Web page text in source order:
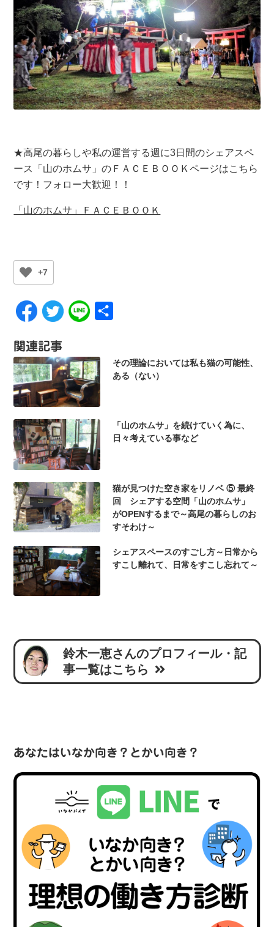
★高尾の暮らしや私の運営する週に3日間のシェアスペ
ース「山のホムサ」のＦＡＣＥＢＯＯＫページはこちら
です！フォロー大歓迎！！
「山のホムサ」ＦＡＣＥＢＯＯＫ
+7
関連記事
その理論においては私も猫の可能性、
ある（ない）
「山のホムサ」を続けていく為に、
日々考えている事など
猫が見つけた空き家をリノベ ⑤ 最終
回 シェアする空間「山のホムサ」
がOPENするまで～高尾の暮らしのお
すそわけ～
シェアスペースのすごし方～日常から
すこし離れて、日常をすこし忘れて～
鈴木一恵さんのプロフィール・記
事一覧はこちら
あなたはいなか向き？とかい向き？